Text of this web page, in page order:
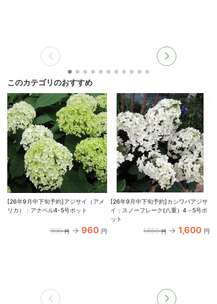
このカテゴリのおすすめ
[26年9月中下旬予約]アジサイ（アメ
リカ）：アナベル4-5号ポット
990 円 960 円
[26年9月中下旬予約]カシワバアジサ
イ：スノーフレーク(八重）4－5号ポ
ット
1,650 円 1,600 円